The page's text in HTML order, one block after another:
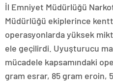
İl Emniyet Müdürlüğü
Müdürlüğü ekiplerince
operasyonlarda yüksek
ele geçilirdi. Uyuşturucu
mücadele kapsamındaki
gram esrar, 85 gram eroin,